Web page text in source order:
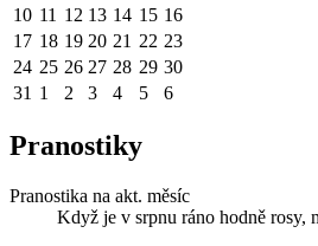
10 11 12 13 14 15 16
17 18 19 20 21 22 23
24 25 26 27 28 29 30
31 1 2 3 4 5 6
Pranostiky
Pranostika na akt. měsíc
Když je v srpnu ráno hodně rosy,